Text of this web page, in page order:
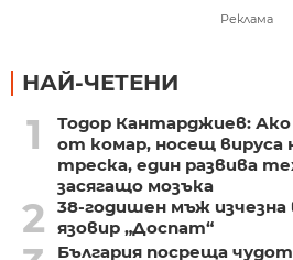
Реклама
НАЙ-ЧЕТЕНИ
1
Тодор Кантарджиев: Ако
от комар, носещ вируса
треска, един развива
засягащо мозъка
2
38-годишен мъж
язовир „Доспат“
България посреща